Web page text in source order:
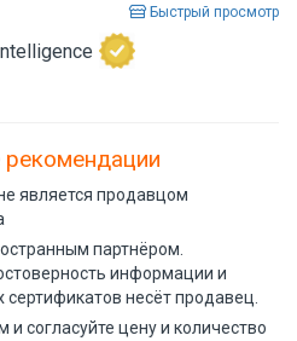
Быстрый просмотр
рекомендации
является продавцом
партнёром.
информации и
сертификатов несёт продавец.
согласуйте цену и количество